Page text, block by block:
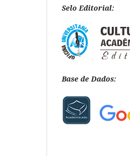
Selo Editorial:
Base de Dados: